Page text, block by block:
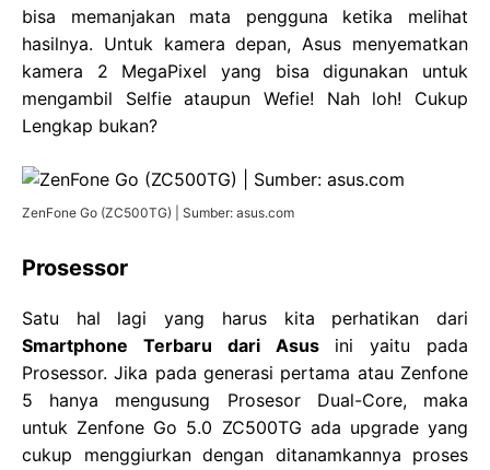
bisa memanjakan mata pengguna ketika melihat
hasilnya. Untuk kamera depan, Asus menyematkan
kamera 2 MegaPixel yang bisa digunakan untuk
mengambil Selfie ataupun Wefie! Nah loh! Cukup
Lengkap bukan?
ZenFone Go (ZC500TG) | Sumber: asus.com
Prosessor
Satu hal lagi yang harus kita perhatikan dari
Smartphone Terbaru dari Asusini yaitu pada
Prosessor. Jika pada generasi pertama atau Zenfone
5 hanya mengusung Prosesor Dual-Core, maka
untuk Zenfone Go 5.0 ZC500TG ada upgrade yang
cukup menggiurkan dengan ditanamkannya proses